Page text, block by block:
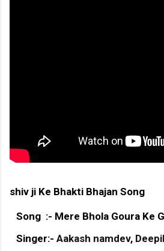
shiv ji Ke Bhakti Bhajan Song
Song :- Mere Bhola Goura Ke
Singer:-Aakash namdev,